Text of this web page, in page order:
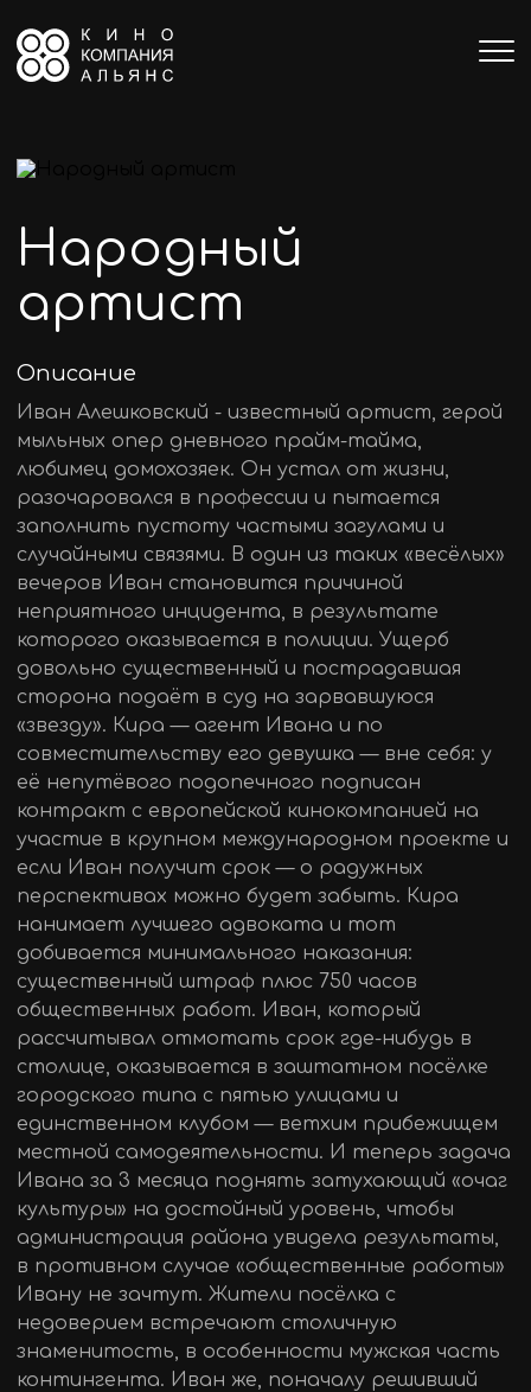
Народный
артист
Описание
Иван Алешковский - известный артист, герой
мыльных опер дневного прайм-тайма,
любимец домохозяек. Он устал от жизни,
разочаровался в профессии и пытается
заполнить пустоту частыми загулами и
случайными связями. В один из таких «весёлых»
вечеров Иван становится причиной
неприятного инцидента, в результате
которого оказывается в полиции. Ущерб
довольно существенный и пострадавшая
сторона подаёт в суд на зарвавшуюся
«звезду». Кира — агент Ивана и по
совместительству его девушка — вне себя: у
её непутёвого подопечного подписан
контракт с европейской кинокомпанией на
участие в крупном международном проекте и
если Иван получит срок — о радужных
перспективах можно будет забыть. Кира
нанимает лучшего адвоката и тот
добивается минимального наказания:
существенный штраф плюс 750 часов
общественных работ. Иван, который
рассчитывал отмотать срок где-нибудь в
столице, оказывается в заштатном посёлке
городского типа с пятью улицами и
единственном клубом — ветхим прибежищем
местной самодеятельности. И теперь задача
Ивана за 3 месяца поднять затухающий «очаг
культуры» на достойный уровень, чтобы
администрация района увидела результаты,
в противном случае «общественные работы»
Ивану не зачтут. Жители посёлка с
недоверием встречают столичную
знаменитость, в особенности мужская часть
контингента. Иван же, поначалу решивший